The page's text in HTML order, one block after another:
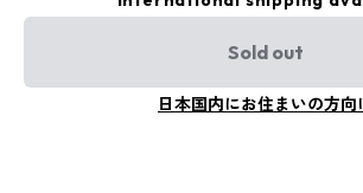
Sold out
日本国内にお住まいの方向